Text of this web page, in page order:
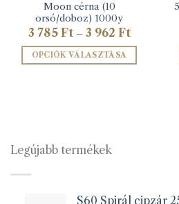
Moon cérna (10
orsó/doboz) 1000y
3 785 Ft – 3 962 Ft
3
785 Ft
3
OPCIÓK VÁLASZTÁSA
van.
Legújabb termékek
S60 Spirál cipzár